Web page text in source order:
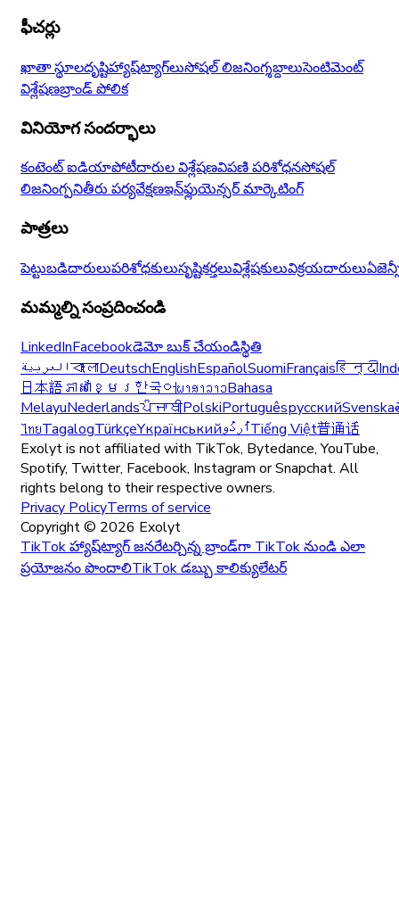
ఫీచర్లు
ఖాతా స్థూలదృష్టిహ్యాష్‌ట్యాగ్‌లుసోషల్ లిజనింగ్శబ్దాలుసెంటిమెంట్
విశ్లేషణబ్రాండ్ పోలిక
వినియోగ సందర్భాలు
కంటెంట్ ఐడియాపోటీదారుల విశ్లేషణవిపణి పరిశోధనసోషల్
లిజనింగ్పనితీరు పర్యవేక్షణఇన్‌ఫ్లుయెన్సర్ మార్కెటింగ్
పాత్రలు
పెట్టుబడిదారులుపరిశోధకులుసృష్టికర్తలువిశ్లేషకులువిక్రయదారులు
మమ్మల్ని సంప్రదించండి
LinkedInFacebookడెమో బుక్ చేయండిస్థితి
العربيةবাংলাDeutschEnglishEspañolSuomiFrançaisहिन्दी
日本語ភាសាខ្មែរ 한국어ພາສາລາວBahasa
MelayuNederlandsਪੰਜਾਬੀPolskiPortuguêsрусскийSvenska
ไทยTagalogTürkçeYкраїнськийاُردُوTiếng Việt普通话
Exolyt is not affiliated with TikTok, Bytedance, YouTube,
Spotify, Twitter, Facebook, Instagram or Snapchat. All
rights belong to their respective owners.
Privacy PolicyTerms of service
Copyright © 2026 Exolyt
TikTok హ్యాష్‌ట్యాగ్ జనరేటర్చిన్న బ్రాండ్‌గా TikTok నుండి ఎలా
ప్రయోజనం పొందాలిTikTok డబ్బు కాలిక్యులేటర్